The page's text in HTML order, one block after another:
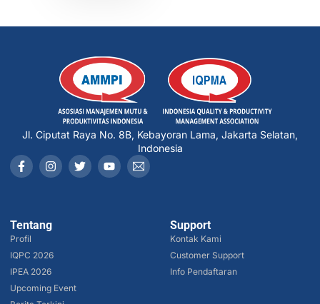
Jl. Ciputat Raya No. 8B, Kebayoran Lama, Jakarta Selatan,
Indonesia
Tentang
Profil
IQPC 2026
IPEA 2026
Upcoming Event
Support
Kontak Kami
Customer Support
Info Pendaftaran